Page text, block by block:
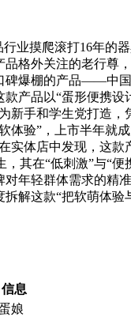
业摸爬滚打16年的
品格外关注的老行尊
碑爆棚的产品——中
产品以“蛋形便携设
新手和学生党打造，
体验”，上市半年就
实体店中发现，这款
，其在“低刺激”与“便
对年轻群体需求的精
拆解这款“把软萌体验
信息
娘